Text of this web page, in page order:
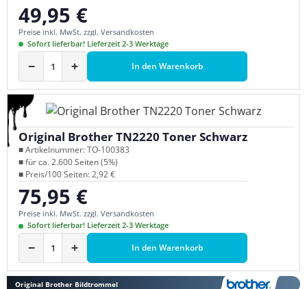
Regulärer Preis:
49,95 €
Preise inkl. MwSt. zzgl. Versandkosten
Sofort lieferbar! Lieferzeit 2-3 Werktage
− + In den Warenkorb
Original Brother TN2220 Toner Schwarz
■ Artikelnummer: TO-100383
■ für ca. 2.600 Seiten (5%)
■ Preis/100 Seiten: 2,92 €
Regulärer Preis:
75,95 €
Preise inkl. MwSt. zzgl. Versandkosten
Sofort lieferbar! Lieferzeit 2-3 Werktage
− + In den Warenkorb
Original Brother Bildtrommel